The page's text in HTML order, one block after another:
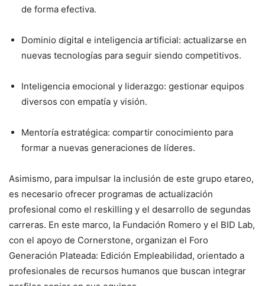
de forma efectiva.
Dominio digital e inteligencia artificial: actualizarse en
nuevas tecnologías para seguir siendo competitivos.
Inteligencia emocional y liderazgo: gestionar equipos
diversos con empatía y visión.
Mentoría estratégica: compartir conocimiento para
formar a nuevas generaciones de líderes.
Asimismo, para impulsar la inclusión de este grupo etareo,
es necesario ofrecer programas de actualización
profesional como el reskilling y el desarrollo de segundas
carreras. En este marco, la Fundación Romero y el BID Lab,
con el apoyo de Cornerstone, organizan el Foro
Generación Plateada: Edición Empleabilidad, orientado a
profesionales de recursos humanos que buscan integrar